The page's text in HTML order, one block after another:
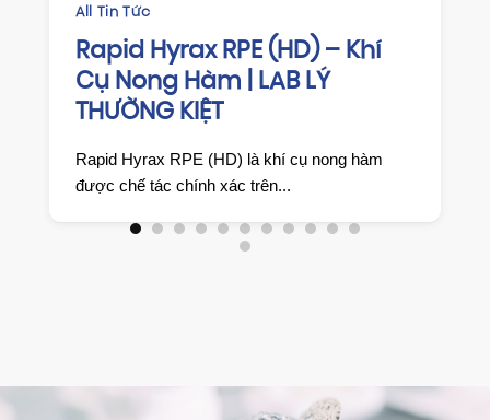
Hyrax RPE (HD) – Khí
Hàm | LAB LÝ
KIỆT
RPE (HD) là khí cụ nong hàm
tác chính xác trên...
HAWLEY
🔹 Giới thiệu